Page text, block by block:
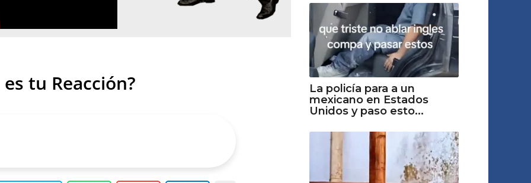
es tu Reacción?
La policía para a un
mexicano en Estados
Unidos y paso esto...